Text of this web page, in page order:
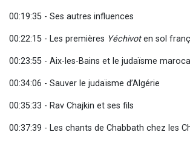
00:19:35 - Ses autres influences
00:22:15 - Les premières Yéchivoten sol
00:23:55 - Aix-les-Bains et le judaïsme
00:34:06 - Sauver le judaïsme d’Algérie
00:35:33 - Rav Chajkin et ses fils
00:37:39 - Les chants de Chabbath chez les